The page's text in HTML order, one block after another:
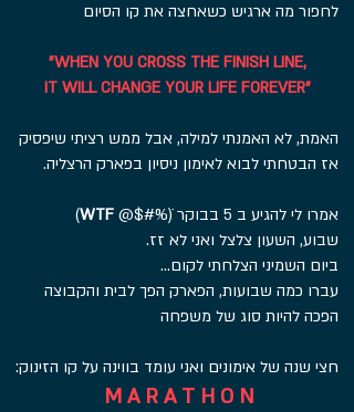
לחפור מה ארגיש כשאחצה את קו הסיום
"WHEN YOU CROSS THE FINISH LINE,
IT WILL CHANGE YOUR LIFE FOREVER"
האמת, לא האמנתי למילה, אבל ממש רציתי שיפסיק
.אז הבטחתי לבוא לאימון ניסיון בפארק הרצליה
(WTF
@$#%ׁׁׂ) אמרו לי להגיע ב 5 בבוקר
.שבוע, השעון צלצל ואני לא זז
...ביום השמיני הצלחתי לקום
עברו כמה שבועות, הפארק הפך לבית והקבוצה
הפכה להיות סוג של משפחה
:חצי שנה של אימונים ואני עומד בווינה על קו הזינוק
M A R A T H O N